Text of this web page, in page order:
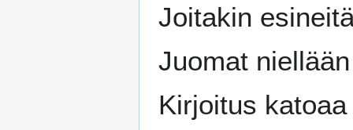
Joitakin
Juomat
Kirjoitus